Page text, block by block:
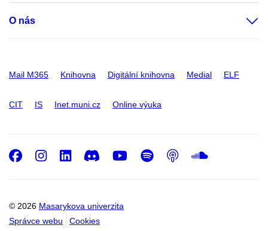
O nás
Mail M365 Knihovna Digitální knihovna Medial ELF
CIT IS Inet.muni.cz Online výuka
© 2026 Masarykova univerzita
Správce webu
Cookies
Facebook
Instagram
LinkedIn
DiscordYoutube
Spotify
Podcast